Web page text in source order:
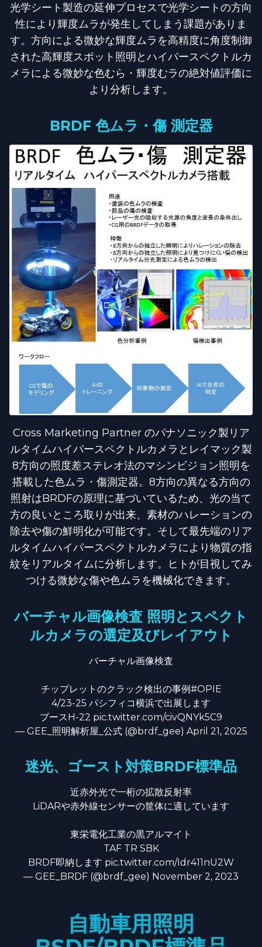
光学シート製造の延伸プロセスで光学シートの方向
性により輝度ムラが発生してしまう課題がありま
す。方向による微妙な輝度ムラを高精度に角度制御
された高輝度スポット照明とハイパースペクトルカ
メラによる微妙な色むら・輝度むラの絶対値評価に
より分析します。
BRDF 色ムラ・傷 測定器
Cross Marketing Partner のパナソニック製リア
ルタイムハイパースペクトルカメラとレイマック製
8方向の照度差ステレオ法のマシンビジョン照明を
搭載した色ムラ・傷測定器。8方向の異なる方向の
照射はBRDFの原理に基づいているため、光の当て
方の良いところ取りが出来、素材のハレーションの
除去や傷の鮮明化が可能です。そして最先端のリア
ルタイムハイパースペクトルカメラにより物質の指
紋をリアルタイムに分析します。ヒトが目視してみ
つける微妙な傷や色ムラを機械化できます。
バーチャル画像検査 照明とスペクト
ルカメラの選定及びレイアウト
バーチャル画像検査
チップレットのクラック検出の事例#OPIE
4/23-25 パシフィコ横浜で出展します
ブースH-22 pic.twitter.com/civQNYk5C9
— GEE_照明解析屋_公式 (@brdf_gee) April 21, 2025
迷光、ゴースト対策BRDF標準品
近赤外光で一桁の拡散反射率
LiDARや赤外線センサーの筐体に適しています
東栄電化工業の黒アルマイト
TAF TR SBK
BRDF即納します pic.twitter.com/Idr411nU2W
— GEE_BRDF (@brdf_gee) November 2, 2023
自動車用照明